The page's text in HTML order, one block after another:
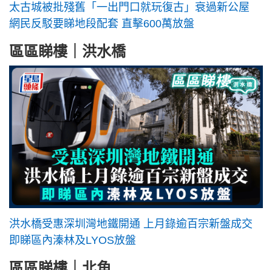
太古城被批殘舊「一出門口就玩復古」衰過新公屋
網民反駁要睇地段配套 直擊600萬放盤
區區睇樓｜洪水橋
洪水橋受惠深圳灣地鐵開通 上月錄逾百宗新盤成交
即睇區內溱林及LYOS放盤